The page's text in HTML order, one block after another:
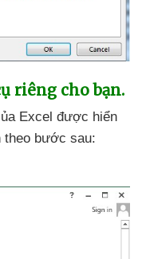
riêng cho bạn.
Excel được hiển
theo bước sau: